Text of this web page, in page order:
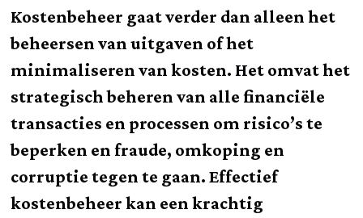
Kostenbeheer gaat verder dan alleen het
beheersen van uitgaven of het
minimaliseren van kosten. Het omvat het
strategisch beheren van alle financiële
transacties en processen om risico’s te
beperken en fraude, omkoping en
corruptie tegen te gaan. Effectief
kostenbeheer kan een krachtig